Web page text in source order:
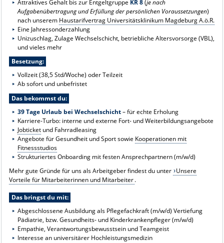
Attraktives Gehalt bis zur Entgeltgruppe KR 8(je nach
Aufgabenübertragung und Erfüllung der persönlichen Voraussetzungen)
nach unserem Haustarifvertrag Universitätsklinikum Magdeburg A.ö.R.
Eine Jahressonderzahlung
Unizuschlag, Zulage Wechselschicht, betriebliche Altersvorsorge (VBL),
und vieles mehr
Besetzung:
Vollzeit (38,5 Std/Woche) oder Teilzeit
Ab sofort und unbefristet
Das bekommst du:
39 Tage Urlaub bei Wechselschicht– für echte Erholung
Karriere-Turbo: interne und externe Fort- und Weiterbildungsangebote
Jobticket und Fahrradleasing
Angebote für Gesundheit und Sport sowie Kooperationen mit
Fitnessstudios
Strukturiertes Onboarding mit festen Ansprechpartnern (m/w/d)
Mehr gute Gründe für uns als Arbeitgeber findest du unter Unsere
Vorteile für Mitarbeiterinnen und Mitarbeiter.
Das bringst du mit:
Abgeschlossene Ausbildung als Pflegefachkraft (m/w/d) Vertiefung
Pädiatrie, bzw. Gesundheits- und Kinderkrankenpfleger (m/w/d)
Empathie, Verantwortungsbewusstsein und Teamgeist
Interesse an universitärer Hochleistungsmedizin